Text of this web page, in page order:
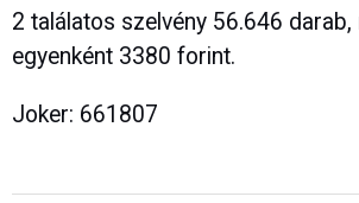
2 találatos szelvény 56.646 darab,
egyenként 3380 forint.
Joker: 661807